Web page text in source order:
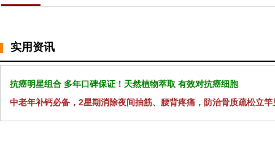
实用资讯
抗癌明星组合 多年口碑保证！天然植物萃取 有效对抗癌细胞
中老年补钙必备，2星期消除夜间抽筋、腰背疼痛，防治骨质疏松立竿